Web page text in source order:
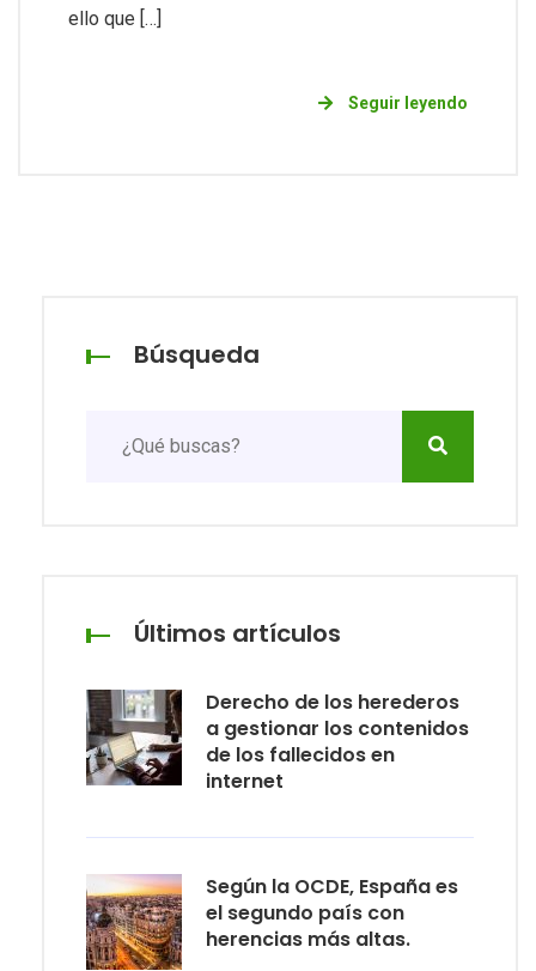
ello que […]
Seguir leyendo
Búsqueda
Últimos artículos
Derecho de los herederos
a gestionar los contenidos
de los fallecidos en
internet
Según la OCDE, España es
el segundo país con
herencias más altas.